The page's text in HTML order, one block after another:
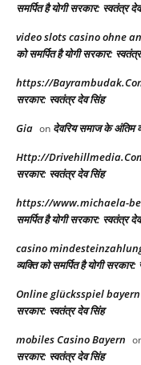
समर्पित है योगी सरकार: स्वतंत्र
video slots casino ohne
को समर्पित है योगी सरकार:
https://
सरकार: स्वतंत्र देव सिंह
Gia on देवरिय समाज के अंतिम
Http://
सरकार: स्वतंत्र देव सिंह
https://www.michaela-
समर्पित है योगी सरकार: स्वतंत्र
casino
व्यक्ति को समर्पित है योगी
Online glücksspiel bayern
सरकार: स्वतंत्र देव सिंह
mobiles Casino Bayern
सरकार: स्वतंत्र देव सिंह